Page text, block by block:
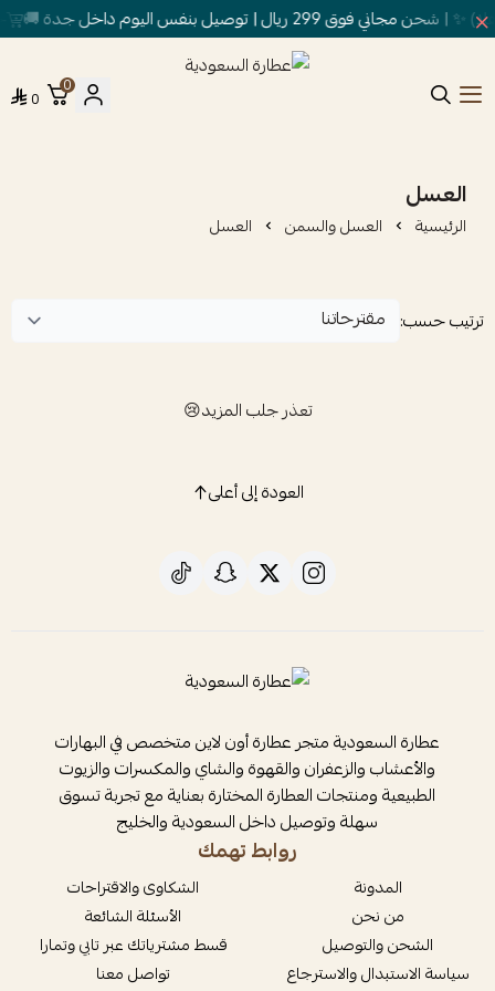
299 ريال | توصيل بنفس اليوم داخل جدة 🚚
0
0
العسل
الرئيسية العسل والسمن العسل
ترتيب حسب:
تعذر جلب المزيد😢
العودة إلى أعلى
عطارة السعودية متجر عطارة أون لاين متخصص في البهارات
والأعشاب والزعفران والقهوة والشاي والمكسرات والزيوت
الطبيعية ومنتجات العطارة المختارة بعناية مع تجربة تسوق
سهلة وتوصيل داخل السعودية والخليج
روابط تهمك
المدونة
من نحن
الشحن والتوصيل
سياسة الاستبدال والاسترجاع
الشكاوى والاقتراحات
الأسئلة الشائعة
قسط مشترياتك عبر تابي وتمارا
تواصل معنا